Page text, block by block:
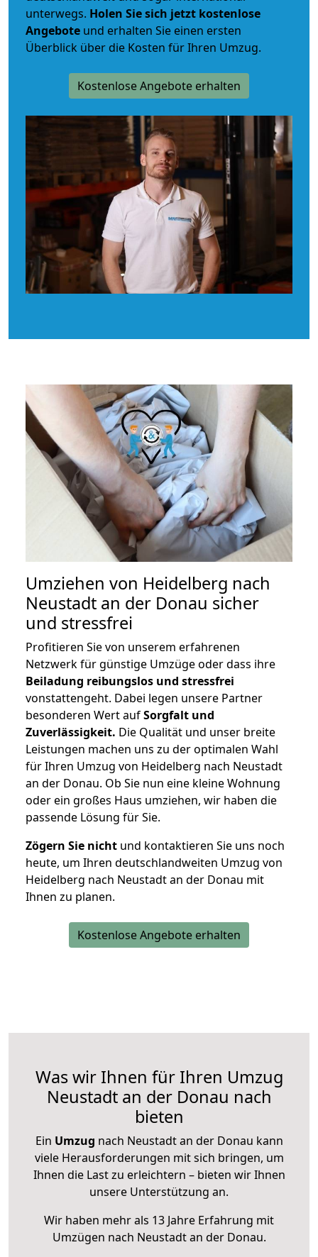
unterwegs. Holen Sie sich jetzt kostenlose
Angebote und erhalten Sie einen ersten
Überblick über die Kosten für Ihren Umzug.
Kostenlose Angebote erhalten
Umziehen von Heidelberg nach
Neustadt an der Donau sicher
und stressfrei
Profitieren Sie von unserem erfahrenen
Netzwerk für günstige Umzüge oder dass ihre
Beiladung reibungslos und stressfrei
vonstattengeht. Dabei legen unsere Partner
besonderen Wert aufSorgfalt und
Zuverlässigkeit. Die Qualität und unser breite
Leistungen machen uns zu der optimalen Wahl
für Ihren Umzug von Heidelberg nach Neustadt
an der Donau. Ob Sie nun eine kleine Wohnung
oder ein großes Haus umziehen, wir haben die
passende Lösung für Sie.
Zögern Sie nicht und kontaktieren Sie uns noch
heute, um Ihren deutschlandweiten Umzug von
Heidelberg nach Neustadt an der Donau mit
Ihnen zu planen.
Kostenlose Angebote erhalten
Was wir Ihnen für Ihren Umzug
Neustadt an der Donau nach
bieten
Ein Umzug nach Neustadt an der Donau kann
viele Herausforderungen mit sich bringen, um
Ihnen die Last zu erleichtern – bieten wir Ihnen
unsere Unterstützung an.
Wir haben mehr als 13 Jahre Erfahrung mit
Umzügen nach Neustadt an der Donau.